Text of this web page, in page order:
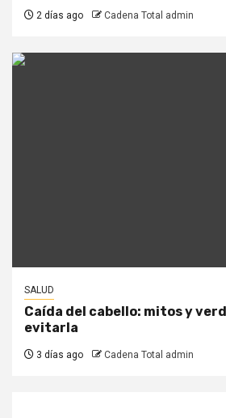
2 días ago Cadena Total admin
SALUD
Caída del cabello: mitos y
evitarla
3 días ago Cadena Total admin